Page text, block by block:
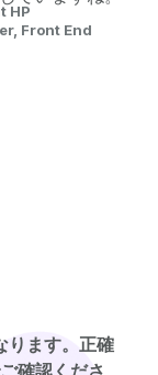
HP
Front End
ります。正確
確認くださ